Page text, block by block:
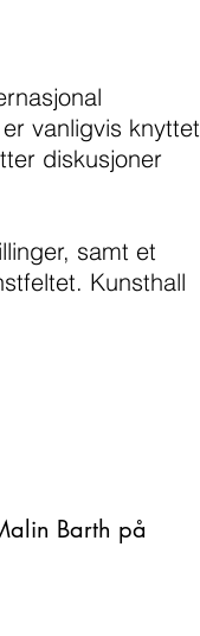
vanligvis knyttet
diskusjoner
samt et
Kunsthall
Barth på